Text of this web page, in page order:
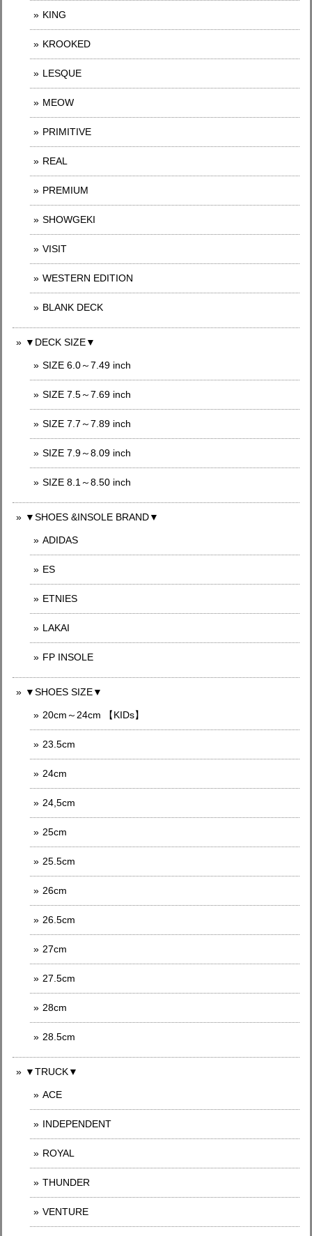
KING
KROOKED
LESQUE
MEOW
PRIMITIVE
REAL
PREMIUM
SHOWGEKI
VISIT
WESTERN EDITION
BLANK DECK
▼DECK SIZE▼
SIZE 6.0～7.49 inch
SIZE 7.5～7.69 inch
SIZE 7.7～7.89 inch
SIZE 7.9～8.09 inch
SIZE 8.1～8.50 inch
▼SHOES &INSOLE BRAND▼
ADIDAS
ES
ETNIES
LAKAI
FP INSOLE
▼SHOES SIZE▼
20cm～24cm 【KIDs】
23.5cm
24cm
24,5cm
25cm
25.5cm
26cm
26.5cm
27cm
27.5cm
28cm
28.5cm
▼TRUCK▼
ACE
INDEPENDENT
ROYAL
THUNDER
VENTURE